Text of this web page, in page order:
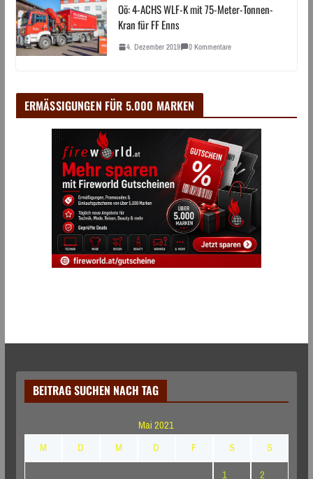
Oö: 4-ACHS WLF-K mit 75-Meter-Tonnen-
Kran für FF Enns
4. Dezember 2019 0 Kommentare
ERMÄSSIGUNGEN FÜR 5.000 MARKEN
BEITRAG SUCHEN NACH TAG
Mai 2021
M
D M D F S
S